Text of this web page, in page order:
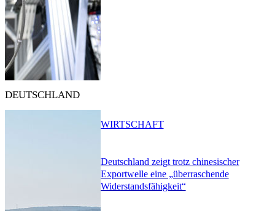
DEUTSCHLAND
Deutschland zeigt trotz chinesischer
Exportwelle eine „überraschende
Widerstandsfähigkeit“
WIRTSCHAFT